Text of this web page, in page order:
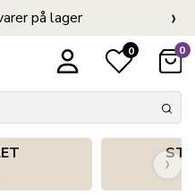
på lager ›
0 0
›